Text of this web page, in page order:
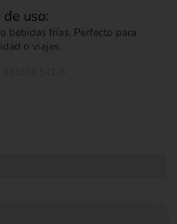
uso:
bebidas frías. Perfecto para
o viajes.